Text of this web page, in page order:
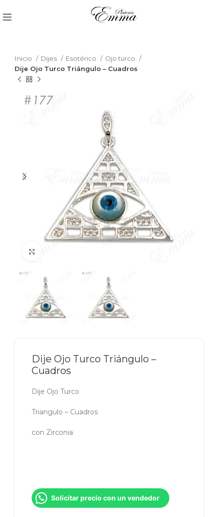
Inicio Dijes Esotérico
Ojo turco
Dije Ojo Turco Triángulo – Cuadros
Dije Ojo Turco Triángulo –
Cuadros
Dije Ojo Turco
Triangulo – Cuadros
con Zirconia
Solicitar precio con un vendedor